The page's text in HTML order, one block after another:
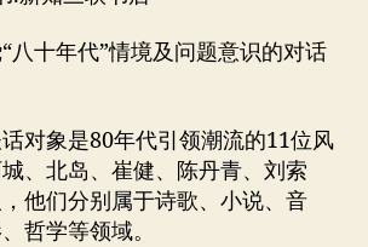
八十年代”情境及问题意识的对话
对象是80年代引领潮流的11位风
、北岛、崔健、陈丹青、刘索
他们分别属于诗歌、小说、音
哲学等领域。